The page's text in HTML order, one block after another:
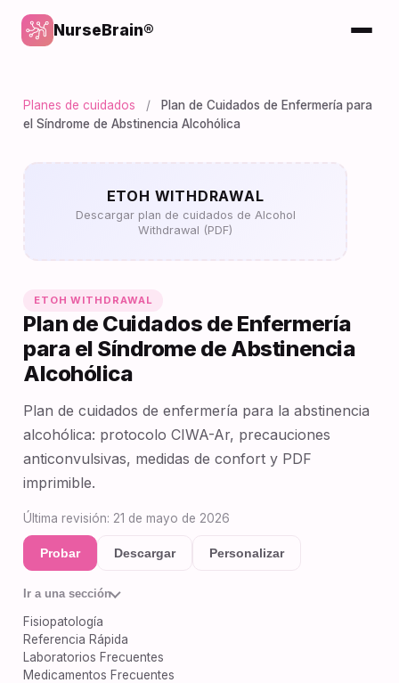
NurseBrain®
Planes de cuidados /
Plan de Cuidados de Enfermería para
el Síndrome de Abstinencia Alcohólica
ETOH WITHDRAWAL
Descargar plan de cuidados de Alcohol
Withdrawal (PDF)
ETOH WITHDRAWAL
Plan de Cuidados de Enfermería
para el Síndrome de Abstinencia
Alcohólica
Plan de cuidados de enfermería para la abstinencia
alcohólica: protocolo CIWA-Ar, precauciones
anticonvulsivas, medidas de confort y PDF
imprimible.
Última revisión: 21 de mayo de 2026
Probar Descargar Personalizar
Ir a una sección
Fisiopatología
Referencia Rápida
Laboratorios Frecuentes
Medicamentos Frecuentes